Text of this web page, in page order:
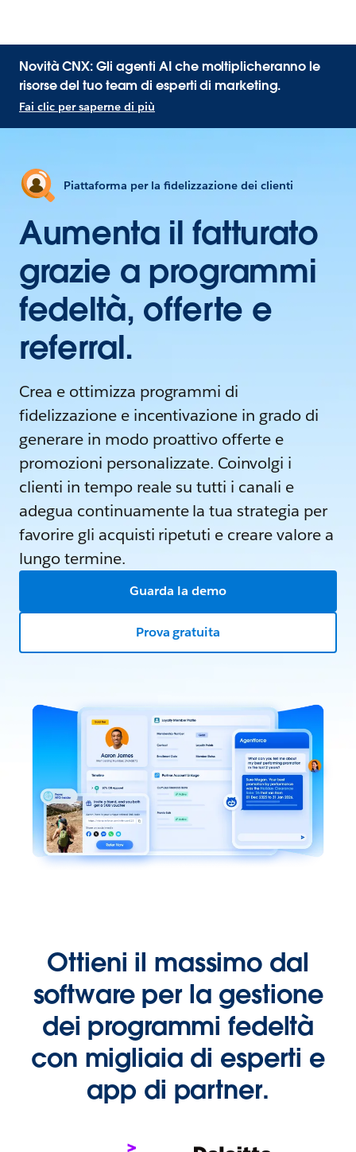
Novità CNX: Gli agenti AI che moltiplicheranno le
risorse del tuo team di esperti di marketing.
Fai clic per saperne di più
Piattaforma per la fidelizzazione dei clienti
Aumenta il fatturato
grazie a programmi
fedeltà, offerte e
referral.
Crea e ottimizza programmi di
fidelizzazione e incentivazione in grado di
generare in modo proattivo offerte e
promozioni personalizzate. Coinvolgi i
clienti in tempo reale su tutti i canali e
adegua continuamente la tua strategia per
favorire gli acquisti ripetuti e creare valore a
lungo termine.
Guarda la demo
Prova gratuita
Ottieni il massimo dal
software per la gestione
dei programmi fedeltà
con migliaia di esperti e
app di partner.